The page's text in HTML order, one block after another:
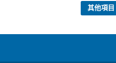
其他項目